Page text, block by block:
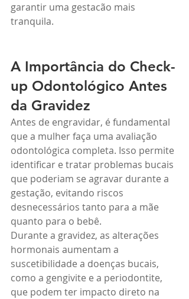
garantir uma gestacão mais
tranquila.
A Importância do Check-
up Odontológico Antes
da Gravidez
Antes de engravidar, é fundamental
que a mulher faça uma avaliação
odontológica completa. Isso permite
identificar e tratar problemas bucais
que poderiam se agravar durante a
gestação, evitando riscos
desnecessários tanto para a mãe
quanto para o bebê.
Durante a gravidez, as alterações
hormonais aumentam a
suscetibilidade a doenças bucais,
como a gengivite e a periodontite,
que podem ter impacto direto na